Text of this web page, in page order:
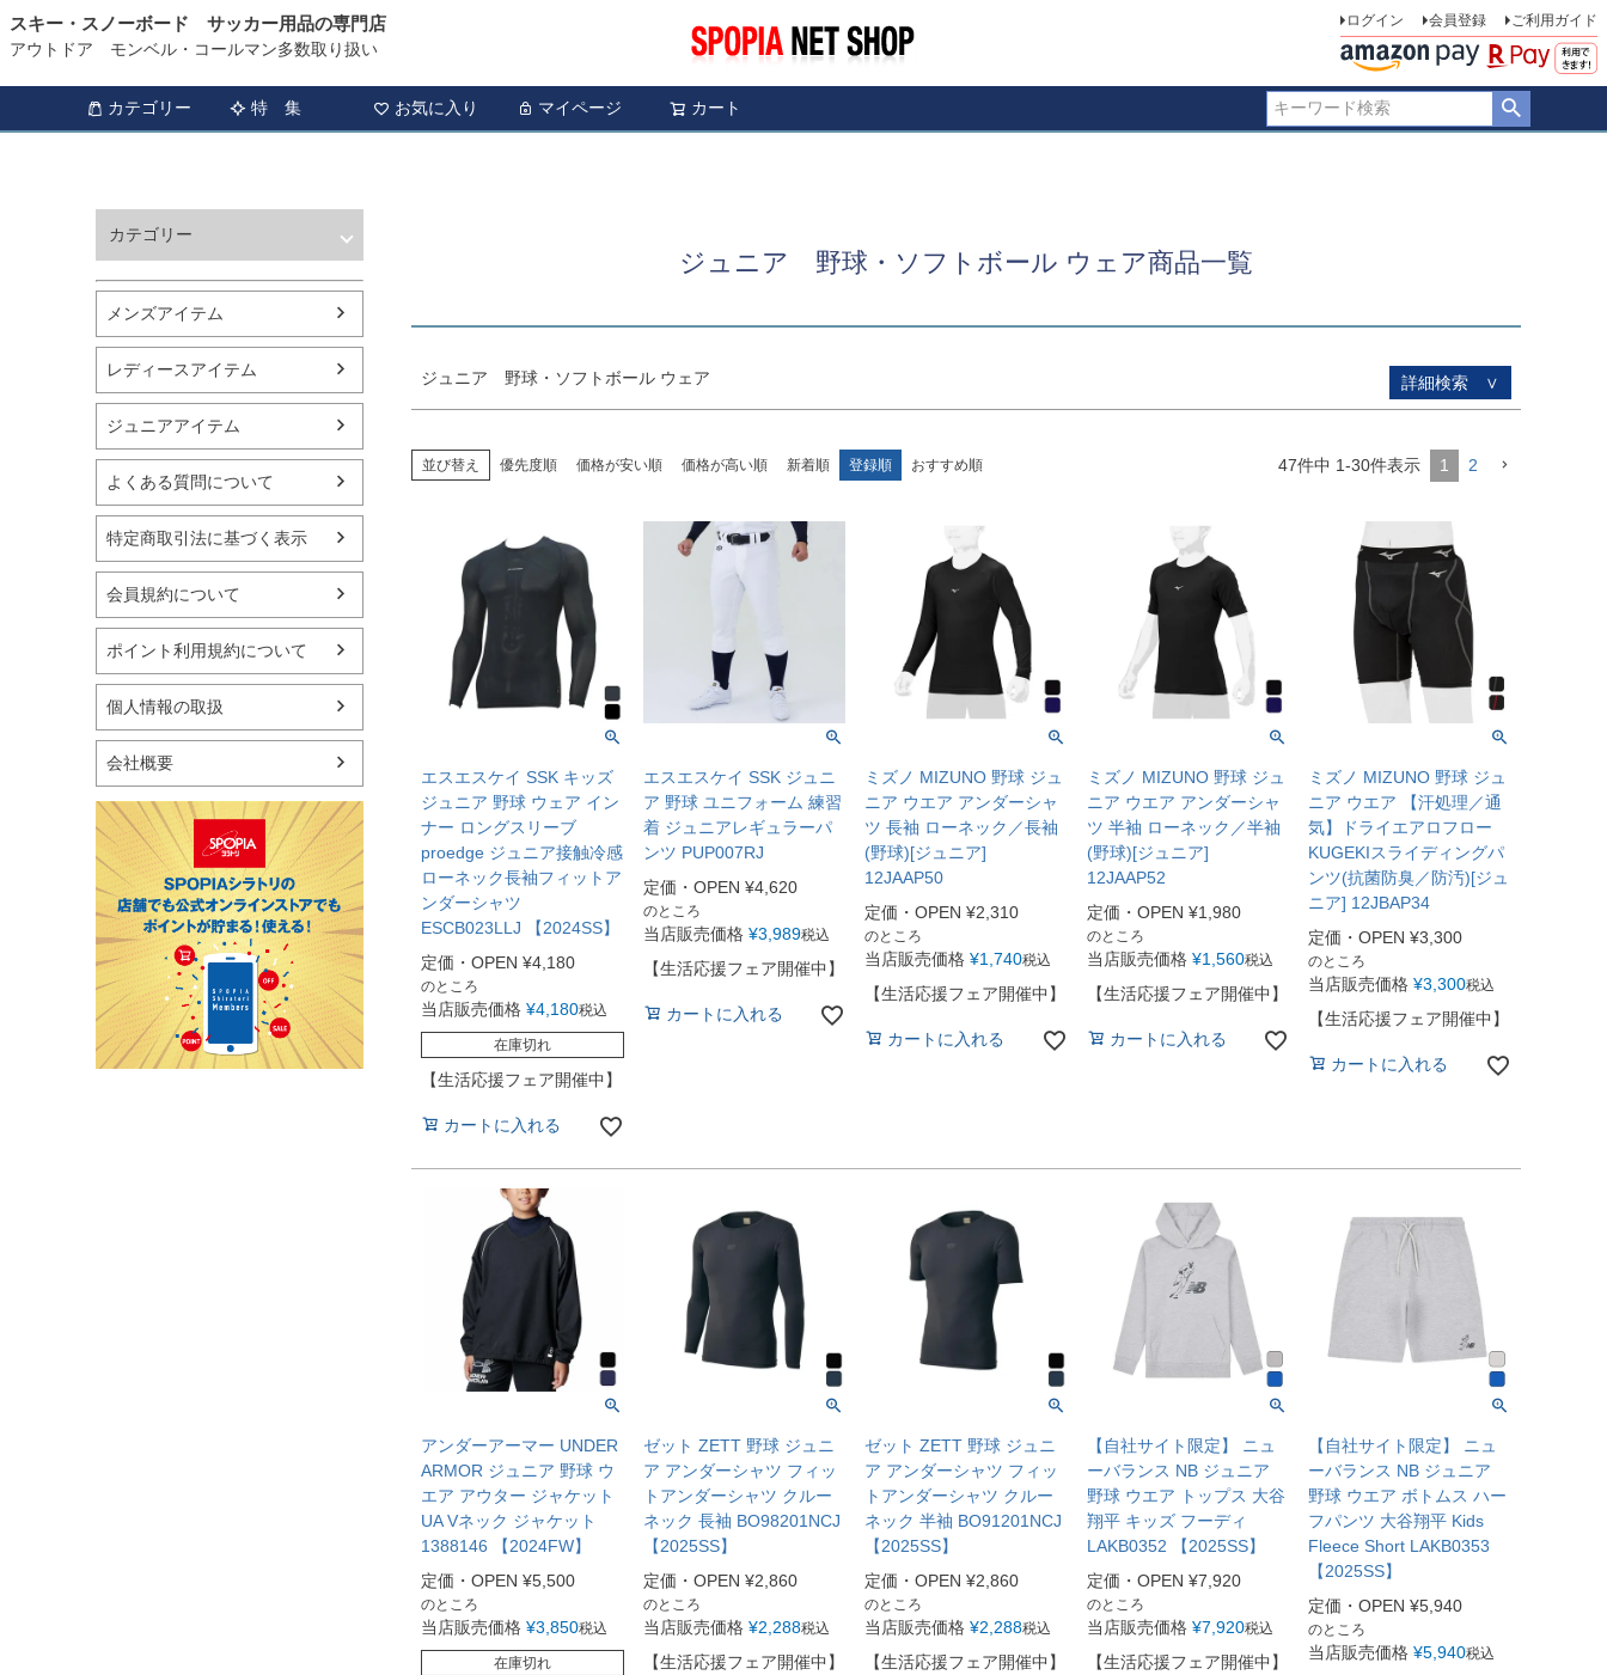
スキー・スノーボード サッカー用品の専門店
アウトドア モンベル・コールマン多数取り扱い
ログイン 会員登録 ご利用ガイド
カテゴリー 特 集 お気に入り マイページ カート
HOME ジュニア 野球・ソフトボール ウェア商品一覧
カテゴリー
バスケットボール
シューズ
ランニング用品
スポーツアパレル
テニス
バレーボール
フィットネス用品
スイミング用品
マリン
スケートボード
野球・ソフトボール
ゴルフ
卓球用品
バッグ・サングラス
ハンドボール用品
ラグビー用品
グランドゴルフ
メンズアイテム
レディースアイテム
ジュニアアイテム
よくある質問について
特定商取引法に基づく表示
会員規約について
ポイント利用規約について
個人情報の取扱
会社概要
ジュニア 野球・ソフトボール ウェア商品一覧
ジュニア 野球・ソフトボール ウェア 詳細検索 ∨
セール
限定 再入荷 翌日発送
予約商品のみを表示
検索
並び替え 優先度順 価格が安い順 価格が高い順 新着順 登録順 おすすめ順 47件中 1-30件表示 1 2
エスエスケイ SSK キッズ
ジュニア 野球 ウェア イン
ナー ロングスリーブ
proedge ジュニア接触冷感
ローネック長袖フィットア
ンダーシャツ
ESCB023LLJ 【2024SS】
定価・OPEN ¥4,180
のところ
当店販売価格 ¥4,180税込
在庫切れ
【生活応援フェア開催中】
カートに入れる
エスエスケイ SSK ジュニ
ア 野球 ユニフォーム 練習
着 ジュニアレギュラーパ
ンツ PUP007RJ
定価・OPEN ¥4,620
のところ
当店販売価格 ¥3,989税込
【生活応援フェア開催中】
カートに入れる
ミズノ MIZUNO 野球 ジュ
ニア ウエア アンダーシャ
ツ 長袖 ローネック／長袖
(野球)[ジュニア]
12JAAP50
定価・OPEN ¥2,310
のところ
当店販売価格 ¥1,740税込
【生活応援フェア開催中】
カートに入れる
ミズノ MIZUNO 野球 ジュ
ニア ウエア アンダーシャ
ツ 半袖 ローネック／半袖
(野球)[ジュニア]
12JAAP52
定価・OPEN ¥1,980
のところ
当店販売価格 ¥1,560税込
【生活応援フェア開催中】
カートに入れる
ミズノ MIZUNO 野球 ジュ
ニア ウエア 【汗処理／通
気】ドライエアロフロー
KUGEKIスライディングパ
ンツ(抗菌防臭／防汚)[ジュ
ニア] 12JBAP34
定価・OPEN ¥3,300
のところ
当店販売価格 ¥3,300税込
【生活応援フェア開催中】
カートに入れる
アンダーアーマー UNDER
ARMOR ジュニア 野球 ウ
エア アウター ジャケット
UA Vネック ジャケット
1388146 【2024FW】
定価・OPEN ¥5,500
のところ
当店販売価格 ¥3,850税込
在庫切れ
ゼット ZETT 野球 ジュニ
ア アンダーシャツ フィッ
トアンダーシャツ クルー
ネック 長袖 BO98201NCJ
【2025SS】
定価・OPEN ¥2,860
のところ
当店販売価格 ¥2,288税込
【生活応援フェア開催中】
ゼット ZETT 野球 ジュニ
ア アンダーシャツ フィッ
トアンダーシャツ クルー
ネック 半袖 BO91201NCJ
【2025SS】
定価・OPEN ¥2,860
のところ
当店販売価格 ¥2,288税込
【生活応援フェア開催中】
【自社サイト限定】 ニュ
ーバランス NB ジュニア
野球 ウエア トップス 大谷
翔平 キッズ フーディ
LAKB0352 【2025SS】
定価・OPEN ¥7,920
のところ
当店販売価格 ¥7,920税込
【生活応援フェア開催中】
【自社サイト限定】 ニュ
ーバランス NB ジュニア
野球 ウエア ボトムス ハー
フパンツ 大谷翔平 Kids
Fleece Short LAKB0353
【2025SS】
定価・OPEN ¥5,940
のところ
当店販売価格 ¥5,940税込